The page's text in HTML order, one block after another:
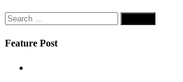
Search
for:
Feature Post